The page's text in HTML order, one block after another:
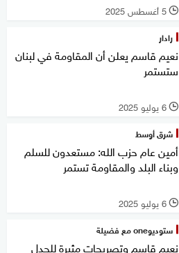
l 5 أغسطس 2025
رادار
نعيم قاسم يعلن أن المقاومة في لبنان
ستستمر
l 6 يوليو 2025
شرق أوسط
أمين عام حزب الله: مستعدون للسلم
وبناء البلد والمقاومة تستمر
l 6 يوليو 2025
ستوديوone مع فضيلة
نعيم قاسم وتصريحات مثيرة للجدل